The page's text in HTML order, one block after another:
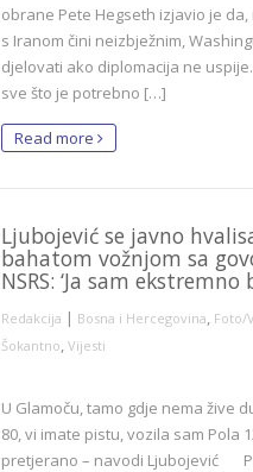
obrane Pete Hegseth izjavio je
s Iranom čini neizbježnim,
djelovati ako diplomacija ne
sve što je potrebno […]
Read more
Ljubojević se javno
bahatom vožnjom sa
NSRS: ‘Ja sam ekstremno
Redakcija | Bosna i Hercegovina, Foto/
Šokantno, Vijesti
U Glamoču, tamo gdje nema žive
80, vi imate pistu, vozila sam Pola
pretjerano – navodi Ljubojević